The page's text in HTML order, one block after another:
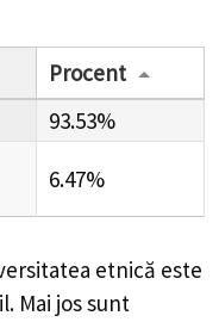
Procent
93.53%
6.47%
etnică este
Mai jos sunt